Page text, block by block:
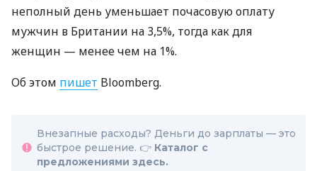
неполный день уменьшает почасовую оплату
мужчин в Британии на 3,5%, тогда как для
женщин — менее чем на 1%.
Об этом пишет Bloomberg.
Внезапные расходы? Деньги до зарплаты — это
быстрое решение. 👉 Каталог с
предложениями здесь.